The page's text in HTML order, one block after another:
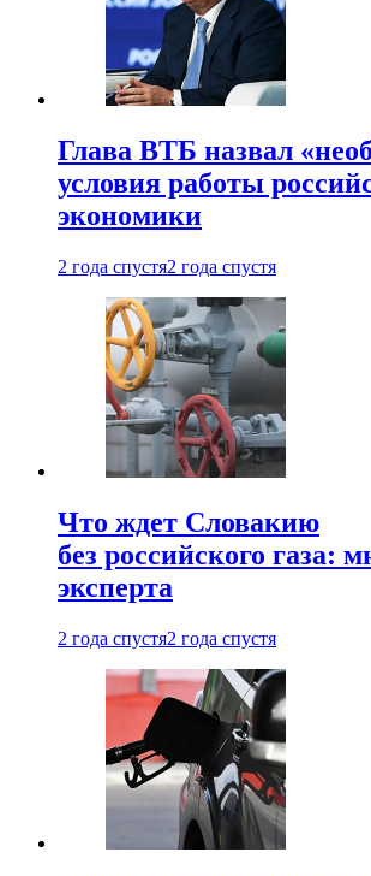
Глава ВТБ назвал
условия работы
экономики
2 года спустя2 года спустя
Что ждет Словакию
без российского газа:
эксперта
2 года спустя2 года спустя